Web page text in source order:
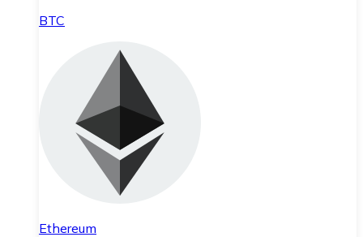
BTC
Ethereum